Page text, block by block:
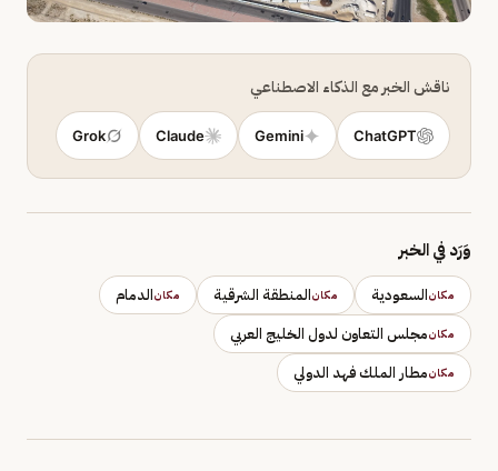
ناقش الخبر مع الذكاء الاصطناعي
ChatGPT
Gemini
Claude
Grok
وَرَد في الخبر
مكانالسعودية مكانالمنطقة الشرقية مكانالدمام
مكانمجلس التعاون لدول الخليج العربي
مكانمطار الملك فهد الدولي